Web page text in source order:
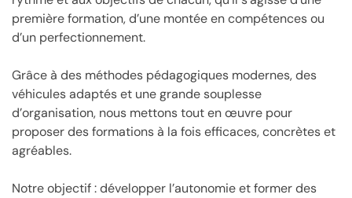
première formation, d’une montée en compétences ou
d’un perfectionnement.
Grâce à des méthodes pédagogiques modernes, des
véhicules adaptés et une grande souplesse
d’organisation, nous mettons tout en œuvre pour
proposer des formations à la fois efficaces, concrètes et
agréables.
Notre objectif : développer l’autonomie et former des